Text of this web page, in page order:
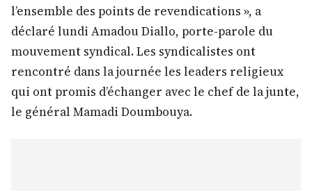
l’ensemble des points de revendications », a
déclaré lundi Amadou Diallo, porte-parole du
mouvement syndical. Les syndicalistes ont
rencontré dans la journée les leaders religieux
qui ont promis d’échanger avec le chef de la junte,
le général Mamadi Doumbouya.